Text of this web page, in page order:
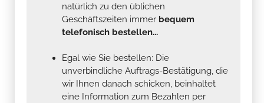
natürlich zu den üblichen
Geschäftszeiten immer bequem
telefonisch bestellen...
Egal wie Sie bestellen: Die
unverbindliche Auftrags-Bestätigung, die
wir Ihnen danach schicken, beinhaltet
eine Information zum Bezahlen per